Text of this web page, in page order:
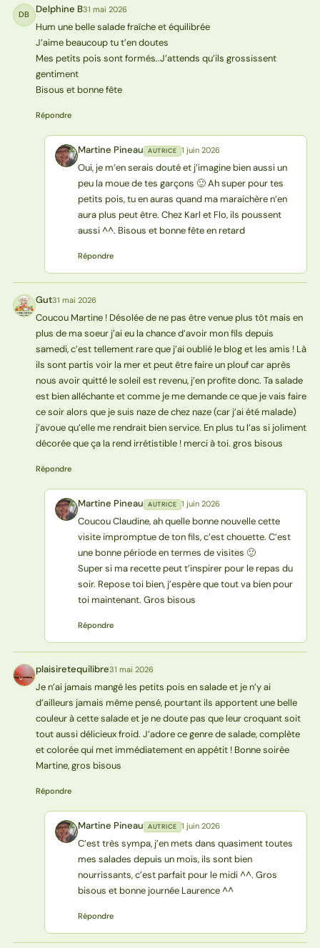
DB Delphine B31 mai 2026
Hum une belle salade fraîche et équilibrée
J’aime beaucoup tu t’en doutes
Mes petits pois sont formés..J’attends qu’ils grossissent
gentiment
Bisous et bonne fête
Répondre
MP Martine Pineau AUTRICE 1 juin 2026
Oui, je m’en serais douté et j’imagine bien aussi un
peu la moue de tes garçons 🙂 Ah super pour tes
petits pois, tu en auras quand ma maraichère n’en
aura plus peut être. Chez Karl et Flo, ils poussent
aussi ^^. Bisous et bonne fête en retard
Répondre
G Gut31 mai 2026
Coucou Martine ! Désolée de ne pas être venue plus tôt mais en
plus de ma soeur j’ai eu la chance d’avoir mon fils depuis
samedi, c’est tellement rare que j’ai oublié le blog et les amis ! Là
ils sont partis voir la mer et peut être faire un plouf car après
nous avoir quitté le soleil est revenu, j’en profite donc. Ta salade
est bien alléchante et comme je me demande ce que je vais faire
ce soir alors que je suis naze de chez naze (car j’ai été malade)
j’avoue qu’elle me rendrait bien service. En plus tu l’as si joliment
décorée que ça la rend irrétistible ! merci à toi. gros bisous
Répondre
MP Martine Pineau AUTRICE 1 juin 2026
Coucou Claudine, ah quelle bonne nouvelle cette
visite impromptue de ton fils, c’est chouette. C’est
une bonne période en termes de visites 🙂
Super si ma recette peut t’inspirer pour le repas du
soir. Repose toi bien, j’espère que tout va bien pour
toi maintenant. Gros bisous
Répondre
P plaisiretequilibre31 mai 2026
Je n’ai jamais mangé les petits pois en salade et je n’y ai
d’ailleurs jamais même pensé, pourtant ils apportent une belle
couleur à cette salade et je ne doute pas que leur croquant soit
tout aussi délicieux froid. J’adore ce genre de salade, complète
et colorée qui met immédiatement en appétit ! Bonne soirée
Martine, gros bisous
Répondre
MP Martine Pineau AUTRICE 1 juin 2026
C’est très sympa, j’en mets dans quasiment toutes
mes salades depuis un mois, ils sont bien
nourrissants, c’est parfait pour le midi ^^. Gros
bisous et bonne journée Laurence ^^
Répondre